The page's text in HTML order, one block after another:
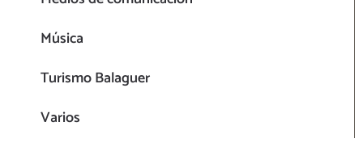
Música
Turismo Balaguer
Varios